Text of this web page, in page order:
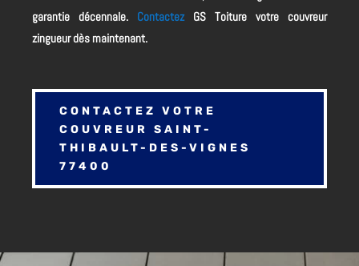
garantie décennale. ContactezGS Toiture votre couvreur
zingueur dès maintenant.
CONTACTEZ VOTRE
COUVREUR SAINT-
THIBAULT-DES-VIGNES
77400